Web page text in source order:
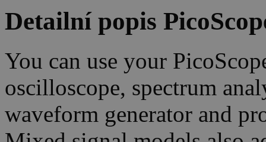
Detailní popis
You can use your
oscilloscope, spectrum
waveform generator and